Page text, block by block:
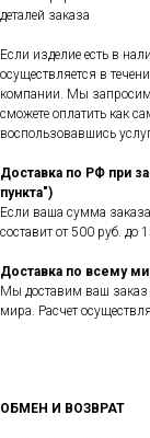
деталей заказа
Если изделие есть в
осуществляется в
компании. Мы запросим
сможете оплатить как
воспользовавшись
Доставка по РФ при
пункта")
Если ваша сумма
составит от 500 руб. до
Доставка по всему
Мы доставим ваш заказ
мира. Расчет
ОБМЕН И ВОЗВРАТ